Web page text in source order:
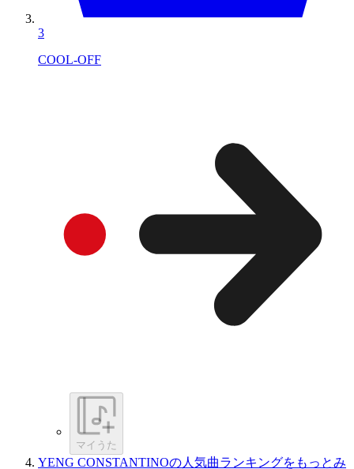
3
COOL-OFF
マイうた
YENG CONSTANTINOの人気曲ランキングをもっとみ